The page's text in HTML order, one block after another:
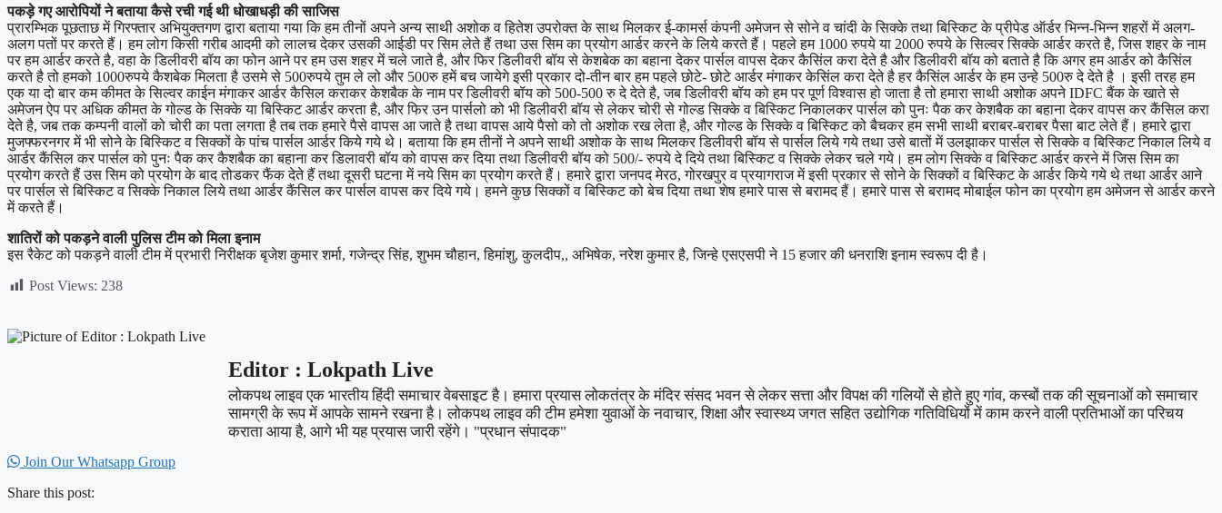
पकड़े गए आरोपियों ने बताया कैसे रची गई थी धोखाधड़ी की साजिस
प्रारम्भिक पूछताछ में गिरफ्तार अभियुक्तगण द्वारा बताया गया कि हम तीनों अपने अन्य साथी अशोक व हितेश उपरोक्त के साथ मिलकर ई-कामर्स कंपनी अमेजन से सोने व चांदी के सिक्के तथा बिस्किट के प्रीपेड ऑर्डर भिन्न-भिन्न शहरों में अलग-
अलग पतों पर करते हैं। हम लोग किसी गरीब आदमी को लालच देकर उसकी आईडी पर सिम लेते हैं तथा उस सिम का प्रयोग आर्डर करने के लिये करते हैं। पहले हम 1000 रुपये या 2000 रुपये के सिल्वर सिक्के आर्डर करते है, जिस शहर के नाम
पर हम आर्डर करते है, वहा के डिलीवरी बॉय का फोन आने पर हम उस शहर में चले जाते है, और फिर डिलीवरी बॉय से केशबेक का बहाना देकर पार्सल वापस देकर कैसिंल करा देते है और डिलीवरी बॉय को बताते है कि अगर हम आर्डर को कैसिंल
करते है तो हमको 1000रुपये कैशबेक मिलता है उसमे से 500रुपये तुम ले लो और 500रु हमें बच जायेगे इसी प्रकार दो-तीन बार हम पहले छोटे- छोटे आर्डर मंगाकर केसिंल करा देते है हर कैसिंल आर्डर के हम उन्हे 500रु दे देते है । इसी तरह हम
एक या दो बार कम कीमत के सिल्वर काईन मंगाकर आर्डर कैसिल कराकर केशबैक के नाम पर डिलीवरी बॉय को 500-500 रु दे देते है, जब डिलीवरी बॉय को हम पर पूर्ण विश्वास हो जाता है तो हमारा साथी अशोक अपने IDFC बैंक के खाते से
अमेजन ऐप पर अधिक कीमत के गोल्ड के सिक्के या बिस्किट आर्डर करता है, और फिर उन पार्सलो को भी डिलीवरी बॉय से लेकर चोरी से गोल्ड सिक्के व बिस्किट निकालकर पार्सल को पुनः पैक कर केशबैक का बहाना देकर वापस कर कैंसिल करा
देते है, जब तक कम्पनी वालों को चोरी का पता लगता है तब तक हमारे पैसे वापस आ जाते है तथा वापस आये पैसो को तो अशोक रख लेता है, और गोल्ड के सिक्के व बिस्किट को बैचकर हम सभी साथी बराबर-बराबर पैसा बाट लेते हैं। हमारे द्वारा
मुजफ्फरनगर में भी सोने के बिस्किट व सिक्कों के पांच पार्सल आर्डर किये गये थे। बताया कि हम तीनों ने अपने साथी अशोक के साथ मिलकर डिलीवरी बॉय से पार्सल लिये गये तथा उसे बातों में उलझाकर पार्सल से सिक्के व बिस्किट निकाल लिये व
आर्डर कैंसिल कर पार्सल को पुनः पैक कर कैशबैक का बहाना कर डिलावरी बॉय को वापस कर दिया तथा डिलीवरी बॉय को 500/- रुपये दे दिये तथा बिस्किट व सिक्के लेकर चले गये। हम लोग सिक्के व बिस्किट आर्डर करने में जिस सिम का
प्रयोग करते हैं उस सिम को प्रयोग के बाद तोडकर फैंक देते हैं तथा दूसरी घटना में नये सिम का प्रयोग करते हैं। हमारे द्वारा जनपद मेरठ, गोरखपुर व प्रयागराज में इसी प्रकार से सोने के सिक्कों व बिस्किट के आर्डर किये गये थे तथा आर्डर आने
पर पार्सल से बिस्किट व सिक्के निकाल लिये तथा आर्डर कैंसिल कर पार्सल वापस कर दिये गये। हमने कुछ सिक्कों व बिस्किट को बेच दिया तथा शेष हमारे पास से बरामद हैं। हमारे पास से बरामद मोबाईल फोन का प्रयोग हम अमेजन से आर्डर करने
में करते हैं।
शातिरों को पकड़ने वाली पुलिस टीम को मिला इनाम
इस रैकेट को पकड़ने वाली टीम में प्रभारी निरीक्षक बृजेश कुमार शर्मा, गजेन्द्र सिंह, शुभम चौहान, हिमांशु, कुलदीप,, अभिषेक, नरेश कुमार है, जिन्हे एसएसपी ने 15 हजार की धनराशि इनाम स्वरूप दी है।
Post Views: 238
Editor : Lokpath Live
लोकपथ लाइव एक भारतीय हिंदी समाचार वेबसाइट है। हमारा प्रयास लोकतंत्र के मंदिर संसद भवन से लेकर सत्ता और विपक्ष की गलियों से होते हुए गांव, कस्बों तक की सूचनाओं को समाचार
सामग्री के रूप में आपके सामने रखना है। लोकपथ लाइव की टीम हमेशा युवाओं के नवाचार, शिक्षा और स्वास्थ्य जगत सहित उद्योगिक गतिविधियों में काम करने वाली प्रतिभाओं का परिचय
कराता आया है, आगे भी यह प्रयास जारी रहेंगे। "प्रधान संपादक"
Join Our Whatsapp Group
Share this post: